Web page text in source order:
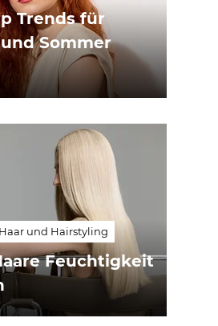
Trends für
Sommer
Haar und Hairstyling
Feuchtigkeit